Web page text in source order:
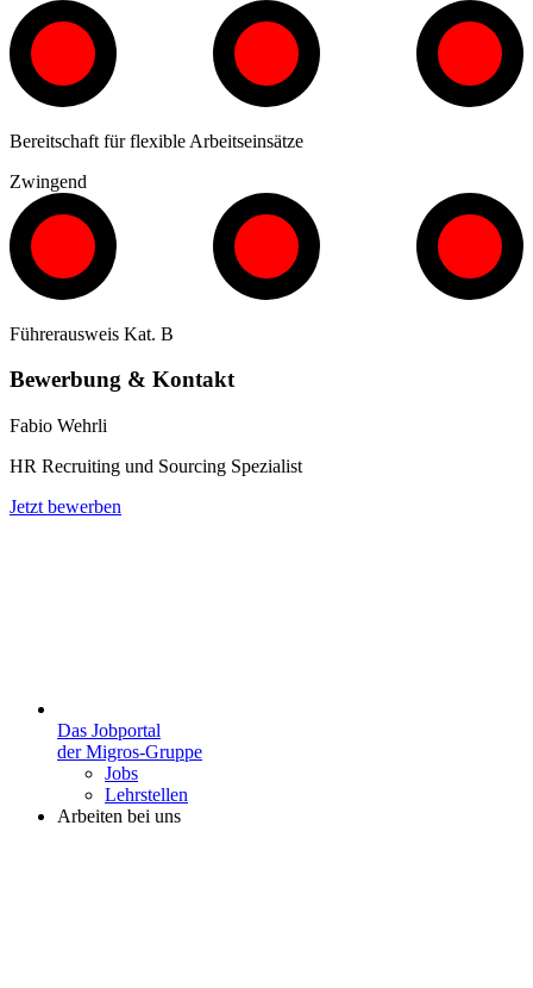
Bereitschaft für flexible Arbeitseinsätze
Zwingend
Führerausweis Kat. B
Bewerbung & Kontakt
Fabio Wehrli
HR Recruiting und Sourcing Spezialist
Jetzt bewerben
Das Jobportal
der Migros-Gruppe
Jobs
Lehrstellen
Arbeiten bei uns